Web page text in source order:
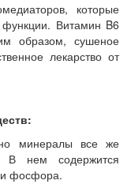
которые
Витамин B6
образом, сушеное
лекарство от
минералы все же
В нем содержится
и фосфора.